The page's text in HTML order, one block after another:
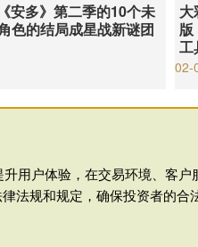
安多》第二季的10个未
色的结局成星战新谜团
版
工
02-
用户体验，在交易环境、客户
法规和规定，确保投资者的合